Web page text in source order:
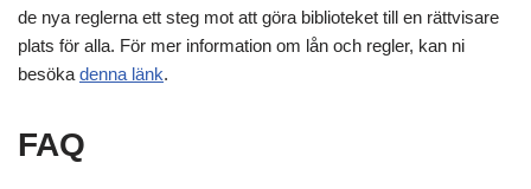
de nya reglerna ett steg mot att göra biblioteket till en rättvisare
plats för alla. För mer information om lån och regler, kan ni
besöka denna länk.
FAQ